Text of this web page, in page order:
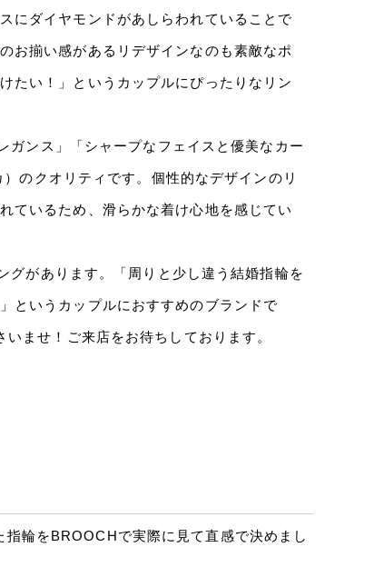
にダイヤモンドがあしらわれていることで
お揃い感があるリデザインなのも素敵なポ
たい！」というカップルにぴったりなリン
ガンス」「シャープなフェイスと優美なカー
のクオリティです。個性的なデザインのリ
ているため、滑らかな着け心地を感じてい
グがあります。「周りと少し違う結婚指輪を
というカップルにおすすめのブランドで
ませ！ご来店をお待ちしております。
輪をBROOCHで実際に見て直感で決めまし